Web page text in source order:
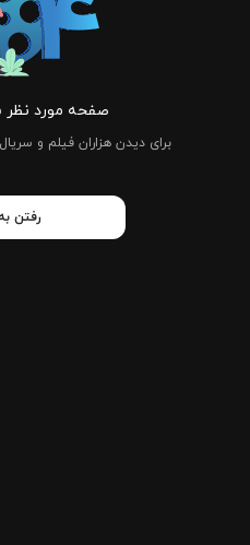
صفحه مورد
برای دیدن هزاران فیلم و
رفتن